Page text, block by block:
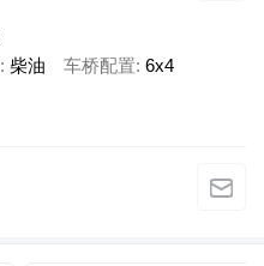
柴油 车桥配置 6x4